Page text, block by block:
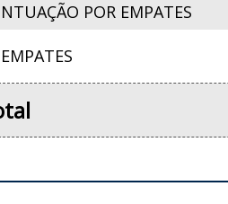
POR EMPATES
EMPATES